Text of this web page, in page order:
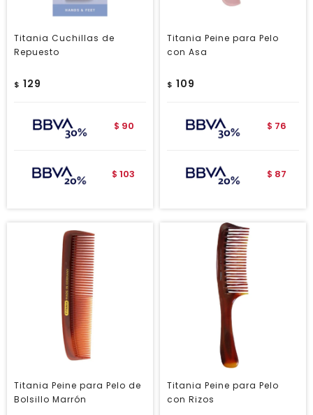
Titania Cuchillas de
Repuesto
$ 129
$ 90
$ 103
Titania Peine para Pelo
con Asa
$ 109
$ 76
$ 87
Titania Peine para Pelo de
Bolsillo Marrón
Titania Peine para Pelo
con Rizos